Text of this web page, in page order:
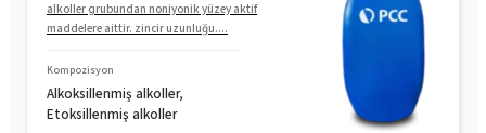
alkoller grubundan noniyonik yüzey aktif
maddelere aittir. zincir uzunluğu....
Kompozisyon
Alkoksillenmiş alkoller,
Etoksillenmiş alkoller